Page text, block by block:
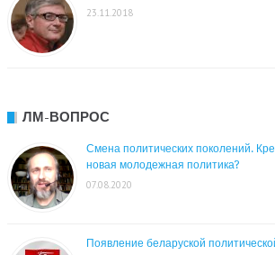
23.11.2018
ЛМ-ВОПРОС
Смена политических поколений.
новая молодежная политика?
07.08.2020
Появление беларуской